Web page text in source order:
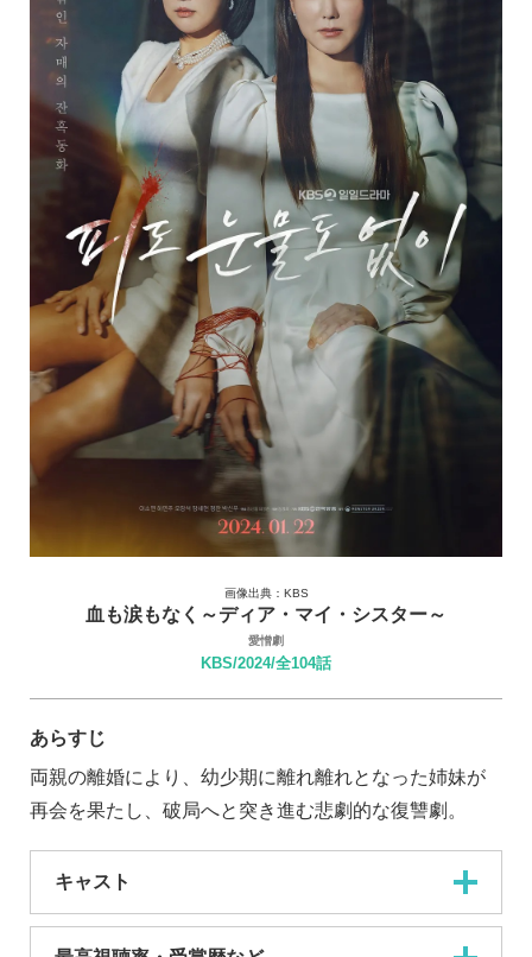
画像出典：KBS
血も涙もなく～ディア・マイ・シスター～
愛憎劇
KBS/2024/全104話
あらすじ
両親の離婚により、幼少期に離れ離れとなった姉妹が
再会を果たし、破局へと突き進む悲劇的な復讐劇。
キャスト